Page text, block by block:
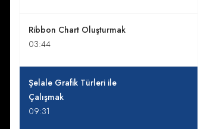
Ribbon Chart Oluşturmak
03:44
Şelale Grafik Türleri ile
Çalışmak
09:31